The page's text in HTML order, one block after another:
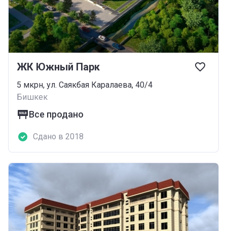
ЖК Южный Парк
5 мкрн, ул. Саякбая Каралаева, 40/4
Бишкек
Все продано
Сдано в 2018